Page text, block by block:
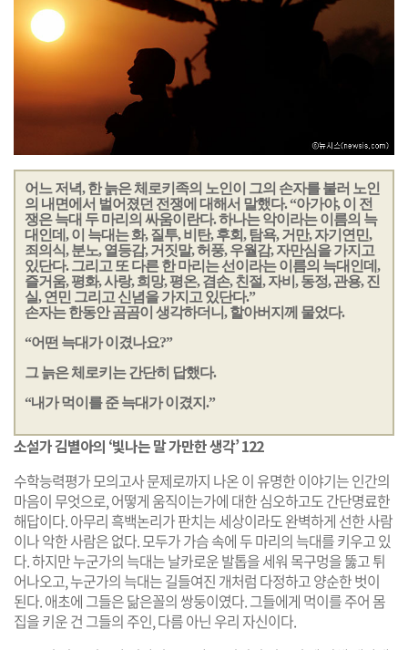
어느 저녁, 한 늙은 체로키족의 노인이 그의 손자를 불러 노인
의 내면에서 벌어졌던 전쟁에 대해서 말했다. “아가야, 이 전
쟁은 늑대 두 마리의 싸움이란다. 하나는 악이라는 이름의 늑
대인데, 이 늑대는 화, 질투, 비탄, 후회, 탐욕, 거만, 자기연민,
죄의식, 분노, 열등감, 거짓말, 허풍, 우월감, 자만심을 가지고
있단다. 그리고 또 다른 한 마리는 선이라는 이름의 늑대인데,
즐거움, 평화, 사랑, 희망, 평온, 겸손, 친절, 자비, 동정, 관용, 진
실, 연민 그리고 신념을 가지고 있단다.”
손자는 한동안 곰곰이 생각하더니, 할아버지께 물었다.
“어떤 늑대가 이겼나요?”
그 늙은 체로키는 간단히 답했다.
“내가 먹이를 준 늑대가 이겼지.”
소설가 김별아의 ‘빛나는 말 가만한 생각’ 122
수학능력평가 모의고사 문제로까지 나온 이 유명한 이야기는 인간의
마음이 무엇으로, 어떻게 움직이는가에 대한 심오하고도 간단명료한
해답이다. 아무리 흑백논리가 판치는 세상이라도 완벽하게 선한 사람
이나 악한 사람은 없다. 모두가 가슴 속에 두 마리의 늑대를 키우고 있
다. 하지만 누군가의 늑대는 날카로운 발톱을 세워 목구멍을 뚫고 튀
어나오고, 누군가의 늑대는 길들여진 개처럼 다정하고 양순한 벗이
된다. 애초에 그들은 닮은꼴의 쌍둥이였다. 그들에게 먹이를 주어 몸
집을 키운 건 그들의 주인, 다름 아닌 우리 자신이다.